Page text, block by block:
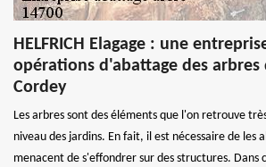
HELFRICH Elagage : une
opérations d'abattage des arbres
Cordey
Les arbres sont des éléments que l'on retrouve
niveau des jardins. En fait, il est nécessaire de les
menacent de s'effondrer sur des structures. Dans